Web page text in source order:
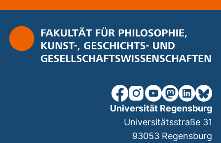
unsere Facebook-Seite
unsere Instagram-
unsere YouTube-
unsereunsere
Universität Regensburg
Universitätsstraße 31
93053 Regensburg